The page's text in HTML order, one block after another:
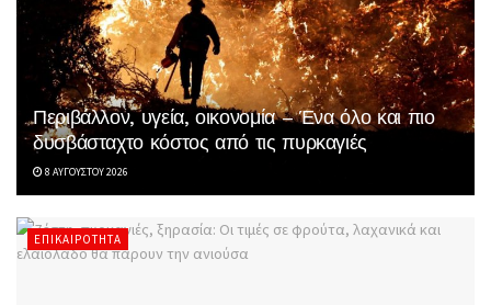
Περιβάλλον, υγεία, οικονομία – Ένα όλο και πιο
δυσβάσταχτο κόστος από τις πυρκαγιές
8 ΑΥΓΟΎΣΤΟΥ 2026
ΕΠΙΚΑΙΡΌΤΗΤΑ